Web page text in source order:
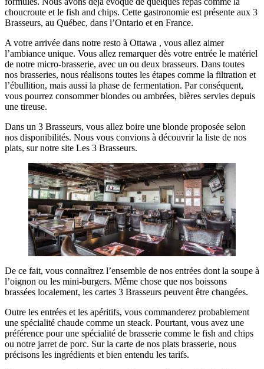
choucroute et le fish and chips. Cette gastronomie est présente aux 3
Brasseurs, au Québec, dans l’Ontario et en France.
A votre arrivée dans notre resto à Ottawa , vous allez aimer
l’ambiance unique. Vous allez remarquer dès votre entrée le matériel
de notre micro-brasserie, avec un ou deux brasseurs. Dans toutes
nos brasseries, nous réalisons toutes les étapes comme la filtration et
l’ébullition, mais aussi la phase de fermentation. Par conséquent,
vous pourrez consommer blondes ou ambrées, bières servies depuis
une tireuse.
Dans un 3 Brasseurs, vous allez boire une blonde proposée selon
nos disponibilités. Nous vous convions à découvrir la liste de nos
plats, sur notre site Les 3 Brasseurs.
De ce fait, vous connaîtrez l’ensemble de nos entrées dont la soupe à
l’oignon ou les mini-burgers. Même chose que nos boissons
brassées localement, les cartes 3 Brasseurs peuvent être changées.
Outre les entrées et les apéritifs, vous commanderez probablement
une spécialité chaude comme un steack. Pourtant, vous avez une
préférence pour une spécialité de brasserie comme le fish and chips
ou notre jarret de porc. Sur la carte de nos plats brasserie, nous
précisons les ingrédients et bien entendu les tarifs.